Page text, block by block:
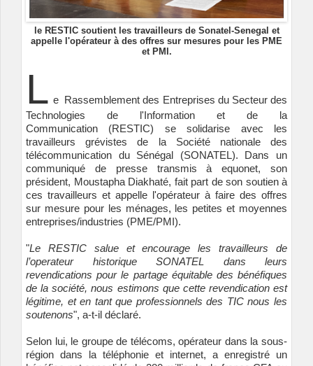
le RESTIC soutient les travailleurs de Sonatel-Senegal et
appelle l'opérateur à des offres sur mesures pour les PME
et PMI.
L e Rassemblement des Entreprises du Secteur des
Technologies de l'Information et de la
Communication (RESTIC) se solidarise avec les
travailleurs grévistes de la Société nationale des
télécommunication du Sénégal (SONATEL). Dans un
communiqué de presse transmis à equonet, son
président, Moustapha Diakhaté, fait part de son soutien à
ces travailleurs et appelle l'opérateur à faire des offres
sur mesure pour les ménages, les petites et moyennes
entreprises/industries (PME/PMI).
"Le RESTIC salue et encourage les travailleurs de
l’operateur historique SONATEL dans leurs
revendications pour le partage équitable des bénéfiques
de la société, nous estimons que cette revendication est
légitime, et en tant que professionnels des TIC nous les
soutenons", a-t-il déclaré.
Selon lui, le groupe de télécoms, opérateur dans la sous-
région dans la téléphonie et internet, a enregistré un